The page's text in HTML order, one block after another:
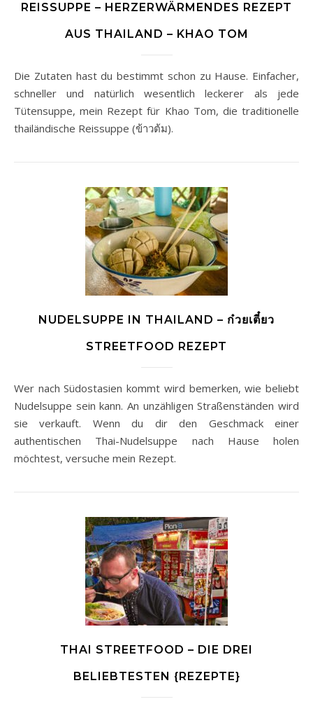
REISSUPPE – HERZERWÄRMENDES REZEPT
AUS THAILAND – KHAO TOM
Die Zutaten hast du bestimmt schon zu Hause. Einfacher,
schneller und natürlich wesentlich leckerer als jede
Tütensuppe, mein Rezept für Khao Tom, die traditionelle
thailändische Reissuppe (ข้าวต้ม).
NUDELSUPPE IN THAILAND – ก๋วยเตี๋ยว
STREETFOOD REZEPT
Wer nach Südostasien kommt wird bemerken, wie beliebt
Nudelsuppe sein kann. An unzähligen Straßenständen wird
sie verkauft. Wenn du dir den Geschmack einer
authentischen Thai-Nudelsuppe nach Hause holen
möchtest, versuche mein Rezept.
THAI STREETFOOD – DIE DREI
BELIEBTESTEN {REZEPTE}